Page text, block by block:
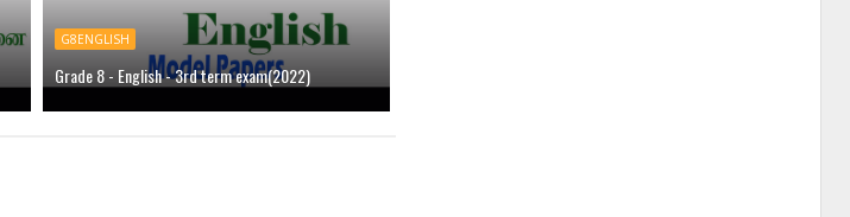
G8ENGLISH
Grade 8 - English - 3rd term exam(2022)